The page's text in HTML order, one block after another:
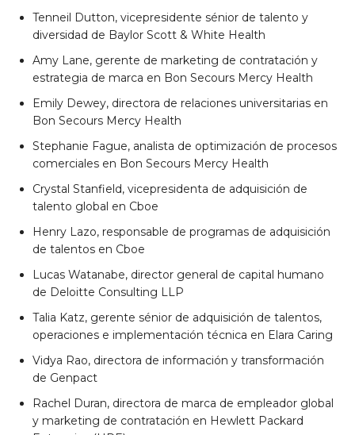
Tenneil Dutton, vicepresidente sénior de talento y
diversidad de Baylor Scott & White Health
Amy Lane, gerente de marketing de contratación y
estrategia de marca en Bon Secours Mercy Health
Emily Dewey, directora de relaciones universitarias en
Bon Secours Mercy Health
Stephanie Fague, analista de optimización de procesos
comerciales en Bon Secours Mercy Health
Crystal Stanfield, vicepresidenta de adquisición de
talento global en Cboe
Henry Lazo, responsable de programas de adquisición
de talentos en Cboe
Lucas Watanabe, director general de capital humano
de Deloitte Consulting LLP
Talia Katz, gerente sénior de adquisición de talentos,
operaciones e implementación técnica en Elara Caring
Vidya Rao, directora de información y transformación
de Genpact
Rachel Duran, directora de marca de empleador global
y marketing de contratación en Hewlett Packard